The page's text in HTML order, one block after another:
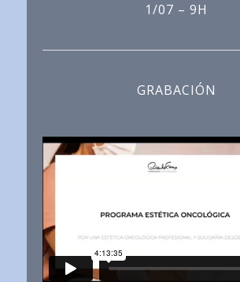
1/07 – 9H
GRABACIÓN